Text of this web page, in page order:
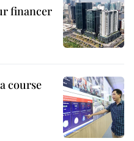
financer
course